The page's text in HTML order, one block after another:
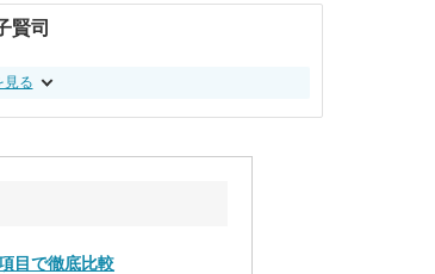
賢司
見る
目で徹底比較